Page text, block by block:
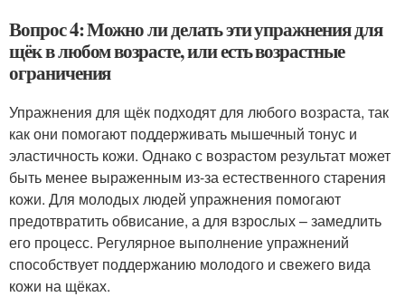
Вопрос 4: Можно ли делать эти упражнения для
щёк в любом возрасте, или есть возрастные
ограничения
Упражнения для щёк подходят для любого возраста, так
как они помогают поддерживать мышечный тонус и
эластичность кожи. Однако с возрастом результат может
быть менее выраженным из-за естественного старения
кожи. Для молодых людей упражнения помогают
предотвратить обвисание, а для взрослых – замедлить
его процесс. Регулярное выполнение упражнений
способствует поддержанию молодого и свежего вида
кожи на щёках.